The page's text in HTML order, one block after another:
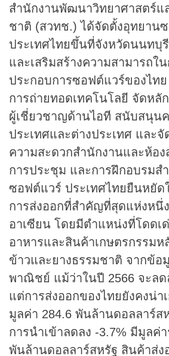
สำนักงานพัฒนาวิทยาศาสตร์แ
ชาติ (สวทช.) ได้จัดตั้งอุทยาน
ประเทศไทยขึ้นที่จังหวัดนนทบุ
และเสริมสร้างความสามารถใ
ประกอบการซอฟต์แวร์ของไทย
การถ่ายทอดเทคโนโลยี จัดหลั
ผู้เชี่ยวชาญด้านไอที สนับสนุน
ประเทศและต่างประเทศ และ
ความสะดวกสำนักงานและห้อ
การประชุม และการฝึกอบรมส
ซอฟต์แวร์ ประเทศไทยยืนหยัด
การส่งออกที่สำคัญที่สุดแห่งหนึ่
อาเซียน โดยมีตำแหน่งที่โดดเ
อาหารและสินค้าเกษตรกรรมห
ข้าวและยางธรรมชาติ จากข้อ
พาณิชย์ แม้ว่าในปี 2566 จะลด
แต่การส่งออกของไทยยังคงน่า
มูลค่า 284.6 พันล้านดอลลาร์
การนำเข้าลดลง -3.7% มีมูลค่
พันล้านดอลลาร์สหรัฐ สินค้าส่ง